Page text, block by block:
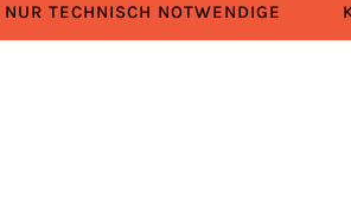
NUR TECHNISCH NOTWENDIGE